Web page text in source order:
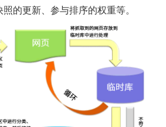
的更新、参与排序的权重等。